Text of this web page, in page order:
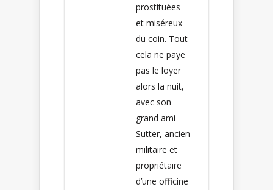
prostituées
et miséreux
du coin. Tout
cela ne paye
pas le loyer
alors la nuit,
avec son
grand ami
Sutter, ancien
militaire et
propriétaire
d’une officine